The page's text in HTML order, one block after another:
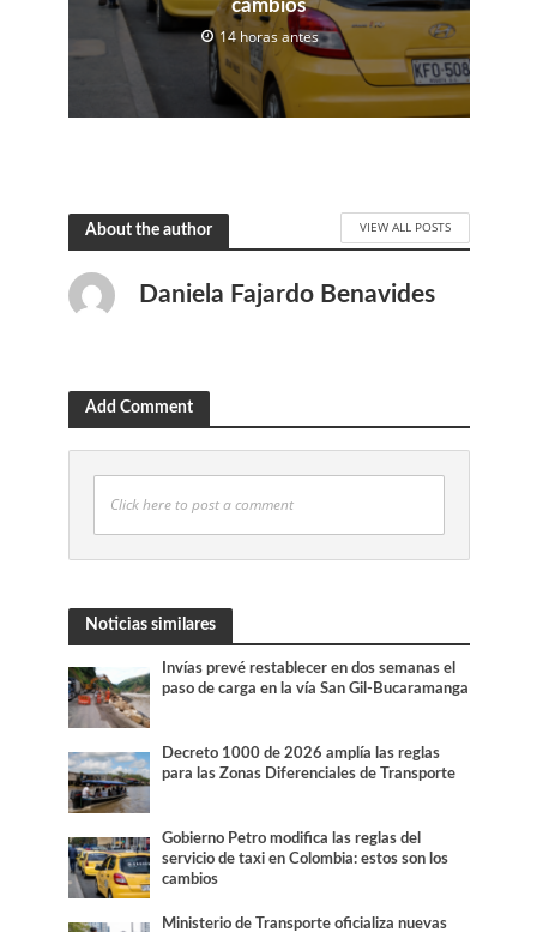
cambios
14 horas antes
About the author VIEW ALL POSTS
Daniela Fajardo Benavides
Add Comment
Click here to post a comment
Noticias similares
Invías prevé restablecer en dos semanas el
paso de carga en la vía San Gil-Bucaramanga
Decreto 1000 de 2026 amplía las reglas
para las Zonas Diferenciales de Transporte
Gobierno Petro modifica las reglas del
servicio de taxi en Colombia: estos son los
cambios
Ministerio de Transporte oficializa nuevas